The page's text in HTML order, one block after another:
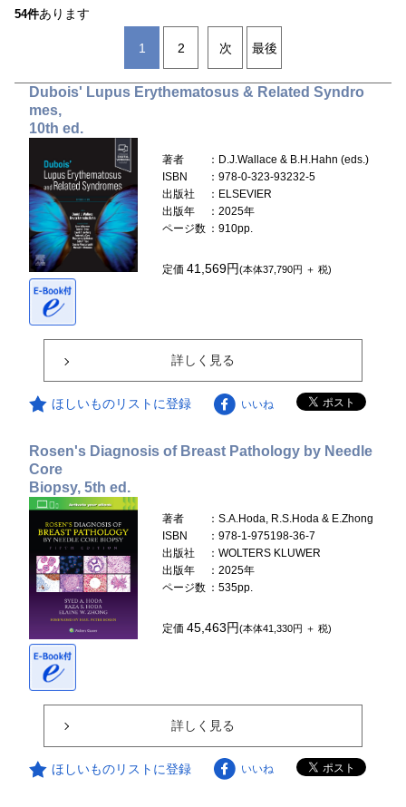
54件あります
1 2 次 最後
Dubois' Lupus Erythematosus & Related Syndro
mes,
10th ed.
著者
：D.J.Wallace & B.H.Hahn (eds.)
ISBN
：978-0-323-93232-5
出版社
：ELSEVIER
出版年
：2025年
ページ数 ：910pp.
定価41,569円(本体37,790円 ＋ 税)
詳しく見る
ほしいものリストに登録 いいね
Rosen's Diagnosis of Breast Pathology by Needle
Core
Biopsy, 5th ed.
著者
：S.A.Hoda, R.S.Hoda & E.Zhong
ISBN
：978-1-975198-36-7
出版社
：WOLTERS KLUWER
出版年
：2025年
ページ数 ：535pp.
定価45,463円(本体41,330円 ＋ 税)
詳しく見る
ほしいものリストに登録 いいね